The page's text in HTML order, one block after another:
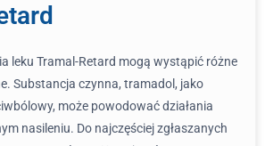
leku Tramal-Retard mogą wystąpić różne
Substancja czynna, tramadol, jako
może powodować działania
nasileniu. Do najczęściej zgłaszanych